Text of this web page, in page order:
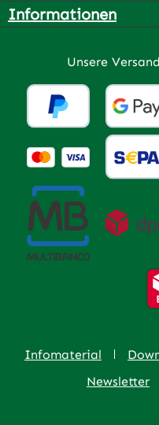
Informationen
Unsere
Infomaterial
Newsletter